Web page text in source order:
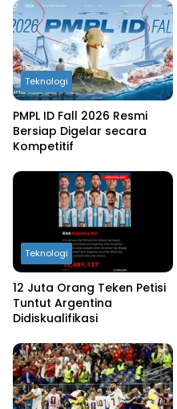
Teknologi
PMPL ID Fall 2026 Resmi
Bersiap Digelar secara
Kompetitif
Teknologi
12 Juta Orang Teken Petisi
Tuntut Argentina
Didiskualifikasi